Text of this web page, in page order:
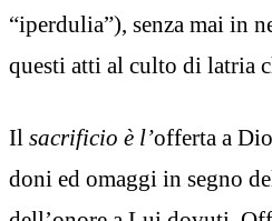
“iperdulia”), senza mai in
questi atti al culto di latria
Il sacrificio è l’offerta a
doni ed omaggi in segno